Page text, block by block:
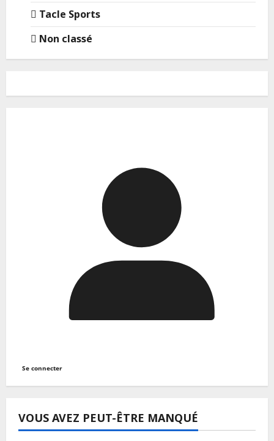
Tacle Sports
Non classé
Se connecter
VOUS AVEZ PEUT-ÊTRE MANQUÉ